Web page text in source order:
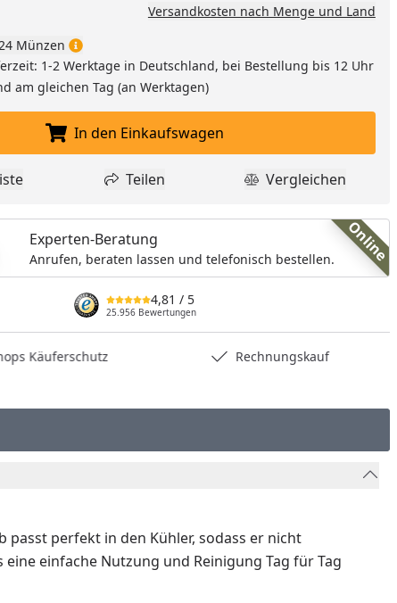
Versandkosten nach Menge und Land
Münzen
1-2 Werktage in Deutschland, bei Bestellung bis 12 Uhr
am gleichen Tag (an Werktagen)
In den Einkaufswagen legen
In den Einkaufswagen
zur Wunschliste hinzufügen
Teilen
Teilen Produkt
Vergleichen
Online
Experten-Beratung
Anrufen, beraten lassen und telefonisch bestellen.
4,81 / 5
25.956 Bewertungen
Käuferschutz Rechnungskauf
perfekt in den Kühler, sodass er nicht
einfache Nutzung und Reinigung Tag für Tag